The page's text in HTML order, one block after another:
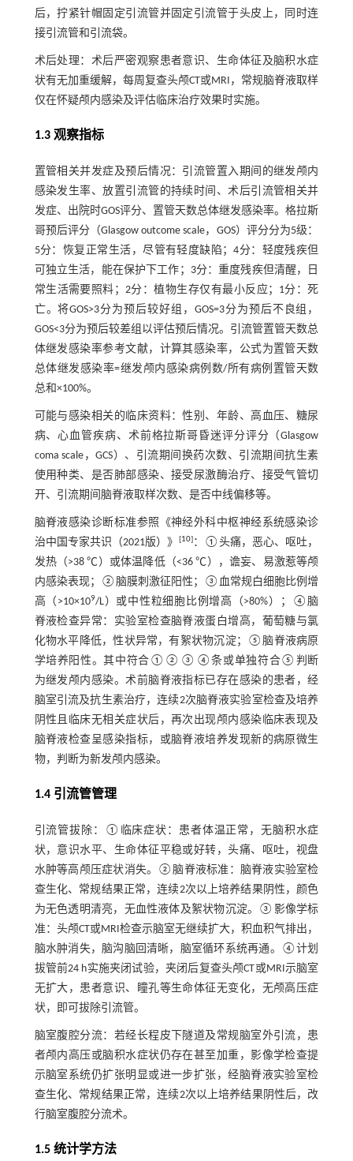
后，拧紧针帽固定引流管并固定引流管于头皮上，同时连
接引流管和引流袋。
术后处理：术后严密观察患者意识、生命体征及脑积水症
状有无加重缓解，每周复查头颅CT或MRI，常规脑脊液取样
仅在怀疑颅内感染及评估临床治疗效果时实施。
1.3 观察指标
置管相关并发症及预后情况：引流管置入期间的继发颅内
感染发生率、放置引流管的持续时间、术后引流管相关并
发症、出院时GOS评分、置管天数总体继发感染率。格拉斯
哥预后评分（Glasgow outcome scale，GOS）评分分为5级：
5分：恢复正常生活，尽管有轻度缺陷；4分：轻度残疾但
可独立生活，能在保护下工作；3分：重度残疾但清醒，日
常生活需要照料；2分：植物生存仅有最小反应；1分：死
亡。将GOS>3分为预后较好组，GOS=3分为预后不良组，
GOS<3分为预后较差组以评估预后情况。引流管置管天数总
体继发感染率参考文献，计算其感染率，公式为置管天数
总体继发感染率=继发颅内感染病例数/所有病例置管天数
总和×100%。
可能与感染相关的临床资料：性别、年龄、高血压、糖尿
病、心血管疾病、术前格拉斯哥昏迷评分评分（Glasgow
coma scale，GCS）、引流期间换药次数、引流期间抗生素
使用种类、是否肺部感染、接受尿激酶治疗、接受气管切
开、引流期间脑脊液取样次数、是否中线偏移等。
脑脊液感染诊断标准参照《神经外科中枢神经系统感染诊
治中国专家共识（2021版）》
[10]：①头痛，恶心、呕吐，
发热（>38 ℃）或体温降低（<36 ℃），谵妄、易激惹等颅
内感染表现；②脑膜刺激征阳性；③血常规白细胞比例增
高（>10×109/L）或中性粒细胞比例增高（>80%）；④脑
脊液检查异常：实验室检查脑脊液蛋白增高，葡萄糖与氯
化物水平降低，性状异常，有絮状物沉淀；⑤脑脊液病原
学培养阳性。其中符合①②③④条或单独符合⑤判断
为继发颅内感染。术前脑脊液指标已存在感染的患者，经
脑室引流及抗生素治疗，连续2次脑脊液实验室检查及培养
阴性且临床无相关症状后，再次出现颅内感染临床表现及
脑脊液检查呈感染指标，或脑脊液培养发现新的病原微生
物，判断为新发颅内感染。
1.4 引流管管理
引流管拔除：①临床症状：患者体温正常，无脑积水症
状，意识水平、生命体征平稳或好转，头痛、呕吐，视盘
水肿等高颅压症状消失。②脑脊液标准：脑脊液实验室检
查生化、常规结果正常，连续2次以上培养结果阴性，颜色
为无色透明清亮，无血性液体及絮状物沉淀。③影像学标
准：头颅CT或MRI检查示脑室无继续扩大，积血积气排出，
脑水肿消失，脑沟脑回清晰，脑室循环系统再通。④计划
拔管前24 h实施夹闭试验，夹闭后复查头颅CT或MRI示脑室
无扩大，患者意识、瞳孔等生命体征无变化，无颅高压症
状，即可拔除引流管。
脑室腹腔分流：若经长程皮下隧道及常规脑室外引流，患
者颅内高压或脑积水症状仍存在甚至加重，影像学检查提
示脑室系统仍扩张明显或进一步扩张，经脑脊液实验室检
查生化、常规结果正常，连续2次以上培养结果阴性后，改
行脑室腹腔分流术。
1.5 统计学方法